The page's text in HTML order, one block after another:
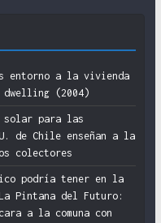
entorno a la vivienda
dwelling (2004)
solar para las
de Chile enseñan a la
colectores
podría tener en la
Pintana del Futuro:
a la comuna con